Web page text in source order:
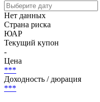
Нет данных
Страна риска
ЮАР
Текущий купон
-
Цена
***
Доходность / дюрация
***